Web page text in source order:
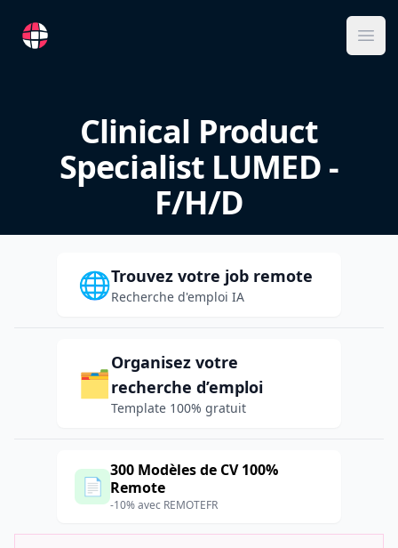
RemoteFR
Clinical Product
Specialist LUMED -
F/H/D
🌐Trouvez votre job remote
Recherche d'emploi IA
🗂️
Organisez votre
recherche d’emploi
Template 100% gratuit
📄
300 Modèles de CV 100%
Remote
-10% avec REMOTEFR